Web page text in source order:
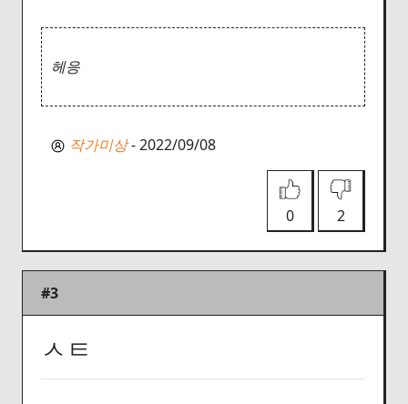
헤응
작가미상- 2022/09/08
0 2
#3
ㅅㅌ